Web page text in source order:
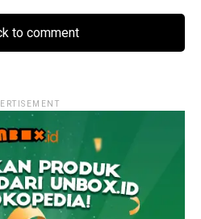
to comment